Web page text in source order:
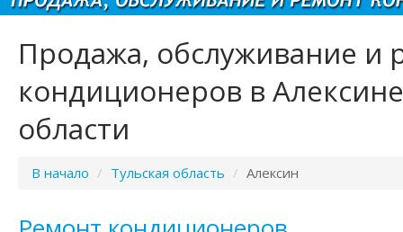
Продажа, обслуживание и
кондиционеров в
области
В начало / Тульская область / Алексин